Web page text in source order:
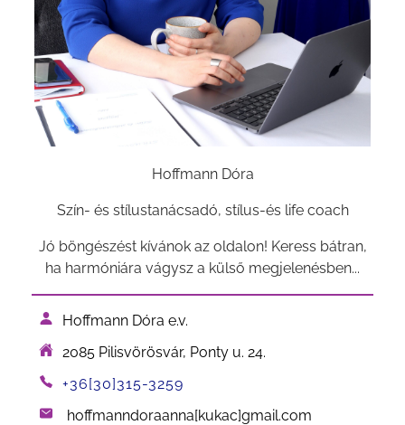
Hoffmann Dóra
Szín- és stílustanácsadó, stílus-és life coach
Jó böngészést kívánok az oldalon! Keress bátran,
ha harmóniára vágysz a külső megjelenésben...
Hoffmann Dóra e.v.
2085 Pilisvörösvár, Ponty u. 24.
+36[30]315-3259
hoffmanndoraanna[kukac]gmail.com